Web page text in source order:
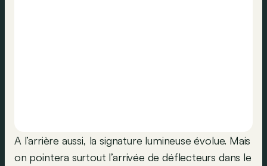
A l’arrière aussi, la signature lumineuse évolue. Mais
on pointera surtout l’arrivée de déflecteurs dans le